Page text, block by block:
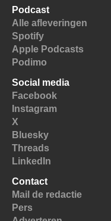
Podcast
Alle afleveringen
Spotify
Apple Podcasts
Podimo
Social media
Facebook
Instagram
X
Bluesky
Threads
LinkedIn
Contact
Mail de redactie
Pers